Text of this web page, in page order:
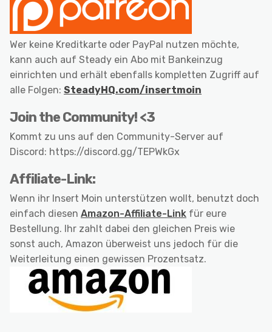
Wer keine Kreditkarte oder PayPal nutzen möchte,
kann auch auf Steady ein Abo mit Bankeinzug
einrichten und erhält ebenfalls kompletten Zugriff auf
alle Folgen: SteadyHQ.com/insertmoin
Join the Community! <3
Kommt zu uns auf den Community-Server auf
Discord: https://discord.gg/TEPWkGx
Affiliate-Link:
Wenn ihr Insert Moin unterstützen wollt, benutzt doch
einfach diesen Amazon-Affiliate-Link für eure
Bestellung. Ihr zahlt dabei den gleichen Preis wie
sonst auch, Amazon überweist uns jedoch für die
Weiterleitung einen gewissen Prozentsatz.